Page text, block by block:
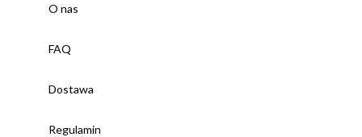
O nas
FAQ
Dostawa
Regulamin